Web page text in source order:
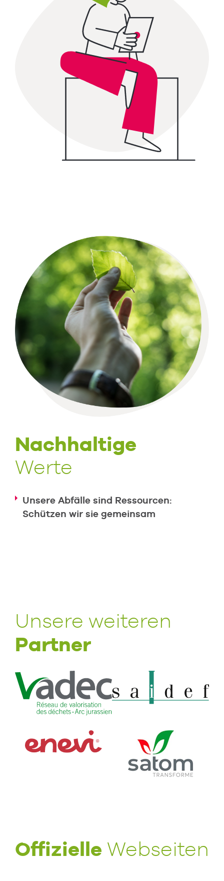
Nachhaltige
Werte
Unsere Abfälle sind Ressourcen:
Schützen wir sie gemeinsam
Unsere weiteren
Partner
Offizielle Webseiten